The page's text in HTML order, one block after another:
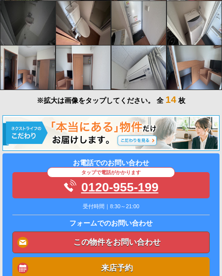
※拡大は画像をタップしてください。 全 14 枚
お電話でのお問い合わせ
タップで電話がかかります
0120-955-199
受付時間｜8:30～21:00
フォームでのお問い合わせ
この物件をお問い合わせ
来店予約